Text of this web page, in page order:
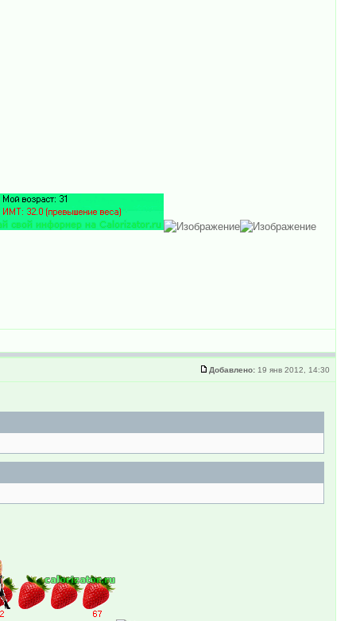
Добавлено: 19 янв 2012, 14:30